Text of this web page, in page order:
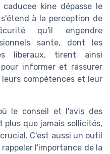
kine dépasse le
à la perception de
qu'il engendre
sante, dont les
liberaux, tirent ainsi
informer et rassurer
compétences et leur
le conseil et l'avis des
plus que jamais sollicités,
C'est aussi un outil
l'importance de la